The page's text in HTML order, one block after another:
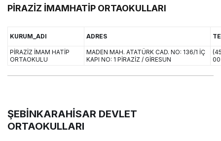
PİRAZİZ İMAMHATİP ORTAOKULLARI
KURUM_ADI ADRES
PİRAZİZ İMAM HATİP
ORTAOKULU
MADEN MAH. ATATÜRK CAD. NO: 136/1 İÇ
KAPI NO: 1 PİRAZİZ / GİRESUN
ŞEBİNKARAHİSAR DEVLET
ORTAOKULLARI